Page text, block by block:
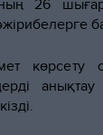
көрсету